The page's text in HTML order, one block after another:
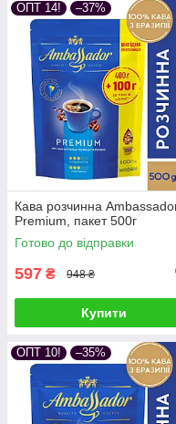
ОПТ 14! –37%
Кава розчинна
Premium, пакет 500г
Готово до відправки
597 ₴ 948 ₴
Купити
ОПТ 10! –35%